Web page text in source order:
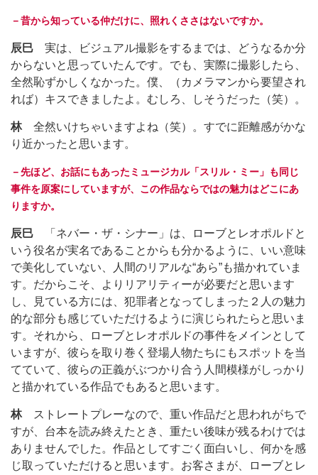
－昔から知っている仲だけに、照れくささはないですか。
辰巳 実は、ビジュアル撮影をするまでは、どうなるか分
からないと思っていたんです。でも、実際に撮影したら、
全然恥ずかしくなかった。僕、（カメラマンから要望され
れば）キスできましたよ。むしろ、しそうだった（笑）。
林全然いけちゃいますよね（笑）。すでに距離感がかな
り近かったと思います。
－先ほど、お話にもあったミュージカル「スリル・ミー」も同じ
事件を原案にしていますが、この作品ならではの魅力はどこにあ
りますか。
辰巳 「ネバー・ザ・シナー」は、ローブとレオポルドと
いう役名が実名であることからも分かるように、いい意味
で美化していない、人間のリアルな“あら”も描かれていま
す。だからこそ、よりリアリティーが必要だと思います
し、見ている方には、犯罪者となってしまった２人の魅力
的な部分も感じていただけるように演じられたらと思いま
す。それから、ローブとレオポルドの事件をメインとして
いますが、彼らを取り巻く登場人物たちにもスポットを当
てていて、彼らの正義がぶつかり合う人間模様がしっかり
と描かれている作品でもあると思います。
林ストレートプレーなので、重い作品だと思われがちで
すが、台本を読み終えたとき、重たい後味が残るわけでは
ありませんでした。作品としてすごく面白いし、何かを感
じ取っていただけると思います。お客さまが、ローブとレ